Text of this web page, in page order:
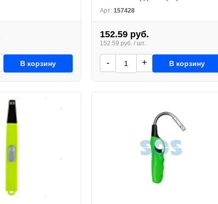
В корзину
Арт: 157428
152.59 руб.
152.59 руб. / шт.
- + В корзину